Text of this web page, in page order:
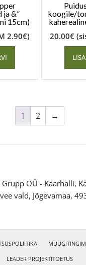
ja &”
15cm)
2.90€)
koogile/
20.00€
1 2 →
OÜ - Kaarhalli,
vald, Jõgevamaa,
LEADER PROJEKTITOETUS